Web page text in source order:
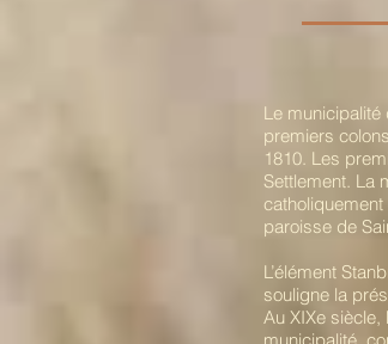
Le
premiers
1810. Les
Settlement. La
paroisse de
L’élément
souligne la
Au XIXe